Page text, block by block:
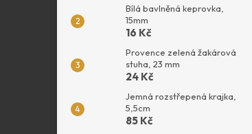
Bílá bavlněná keprovka,
15mm
16 Kč
Provence zelená žakárová
stuha, 23 mm
24 Kč
Jemná rozstřepená krajka,
5,5cm
85 Kč